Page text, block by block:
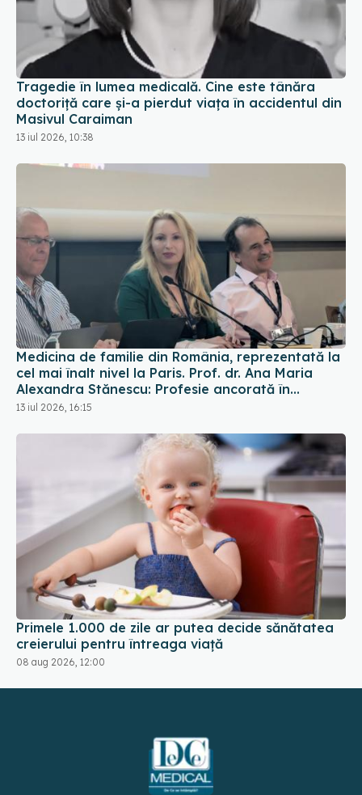
Tragedie în lumea medicală. Cine este tânăra
doctoriță care și-a pierdut viața în accidentul din
Masivul Caraiman
13 iul 2026, 10:38
Medicina de familie din România, reprezentată la
cel mai înalt nivel la Paris. Prof. dr. Ana Maria
Alexandra Stănescu: Profesie ancorată în
comunitate
13 iul 2026, 16:15
Primele 1.000 de zile ar putea decide sănătatea
creierului pentru întreaga viață
08 aug 2026, 12:00